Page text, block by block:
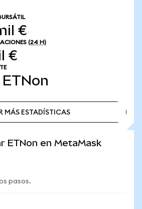
€
(24 H)
€
ETNon
MÁS ESTADÍSTICAS
ETNon en MetaMask
pasos.